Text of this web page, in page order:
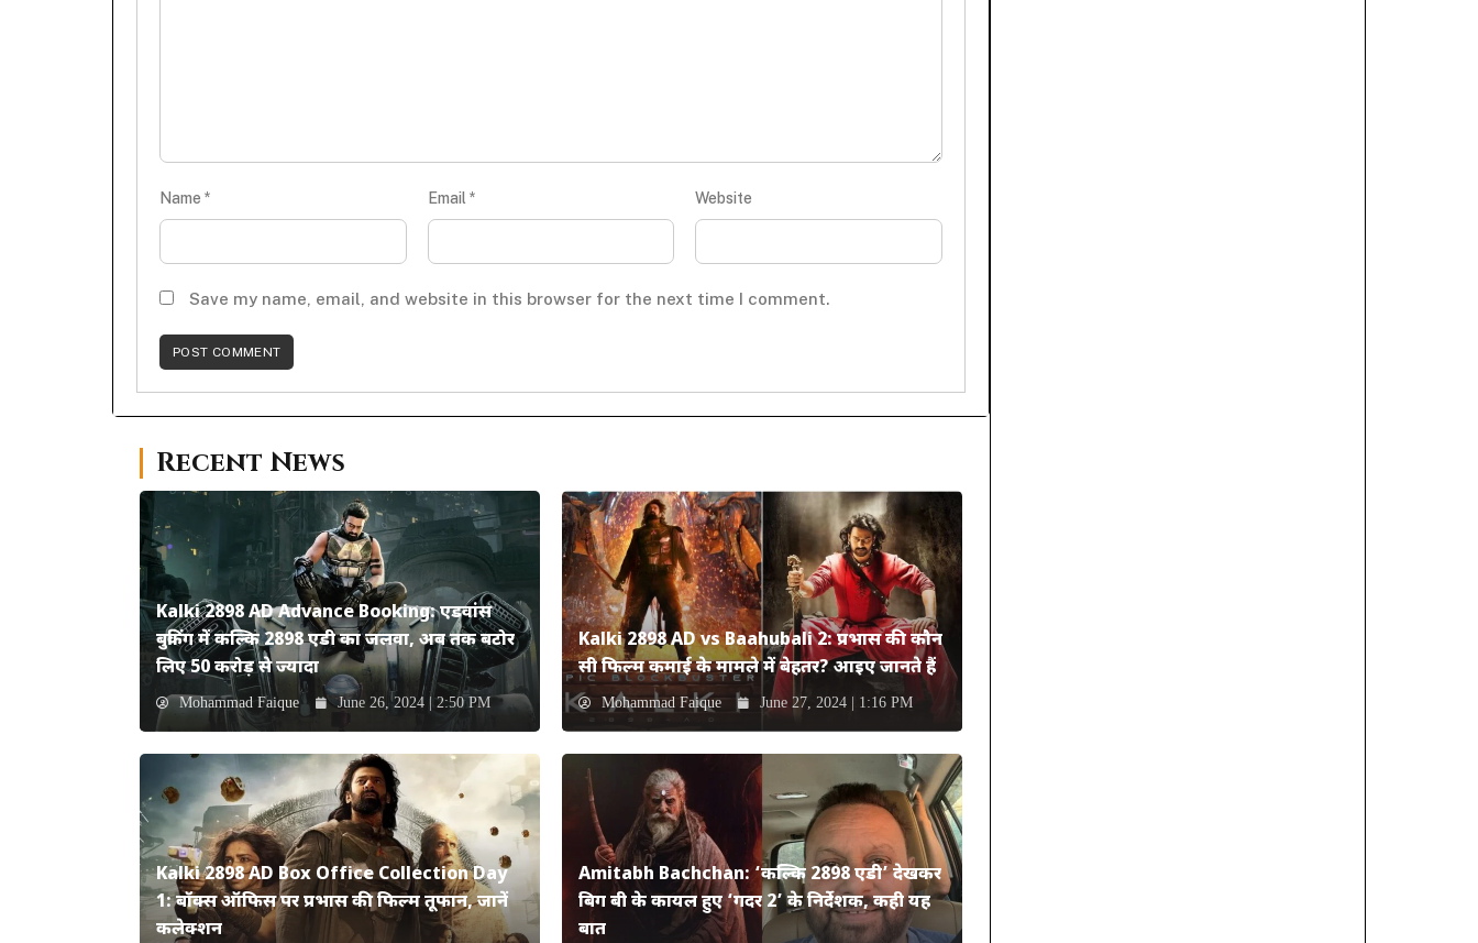
Name * Email * Website
Save my name, email, and website in this browser for the next time I comment.
Recent News
Kalki 2898 AD Advance Booking: एडवांस
बुकिंग में कल्कि 2898 एडी का जलवा, अब तक बटोर
लिए 50 करोड़ से ज्यादा
Mohammad Faique June 26, 2024 | 2:50 PM
Kalki 2898 AD vs Baahubali 2: प्रभास की कौन
सी फिल्म कमाई के मामले में बेहतर? आइए जानते हैं
Mohammad Faique June 27, 2024 | 1:16 PM
Kalki 2898 AD Box Office Collection Day
1: बॉक्स ऑफिस पर प्रभास की फिल्म तूफान, जानें
कलेक्शन
Amitabh Bachchan: ‘कल्कि 2898 एडी’ देखकर
बिग बी के कायल हुए ‘गदर 2’ के निर्देशक, कही यह
बात